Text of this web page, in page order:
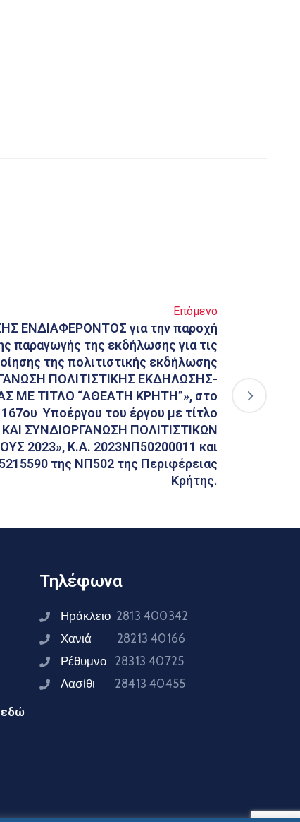
Επόμενο
ΕΝΔΙΑΦΕΡΟΝΤΟΣ για την παροχή
παραγωγής της εκδήλωσης για τις
της πολιτιστικής εκδήλωσης
ΠΟΛΙΤΙΣΤΙΚΗΣ ΕΚΔΗΛΩΣΗΣ-
ΜΕ ΤΙΤΛΟ “ΑΘΕΑΤΗ ΚΡΗΤΗ”», στο
167ου Υποέργου του έργου με τίτλο
ΣΥΝΔΙΟΡΓΑΝΩΣΗ ΠΟΛΙΤΙΣΤΙΚΩΝ
2023», Κ.Α. 2023ΝΠ50200011 και
της ΝΠ502 της Περιφέρειας
Κρήτης.
εδώ
Τηλέφωνα
Ηράκλειο 2813 400342
Χανιά 28213 40166
Ρέθυμνο 28313 40725
Λασίθι 28413 40455